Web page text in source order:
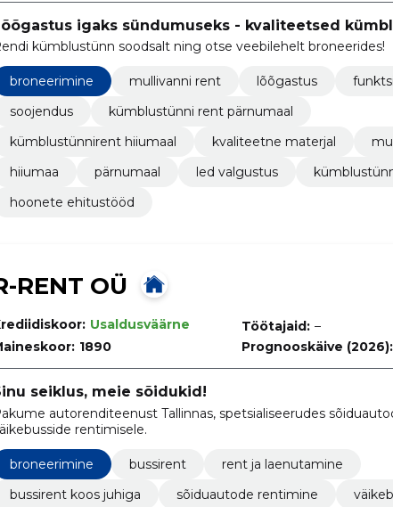
igaks sündumuseks - kvaliteetsed
kümblustünn soodsalt ning otse veebilehelt broneerides!
broneerimine mullivanni rent lõõgastus
soojendus
kümblustünni rent pärnumaal
kümblustünnirent hiiumaal
kvaliteetne materjal
hiiumaa
pärnumaal led valgustus
hoonete ehitustööd
RENT OÜ
Usaldusväärne
1890
Töötajaid: –
Prognooskäive (2026):
seiklus, meie sõidukid!
autorenditeenust Tallinnas, spetsialiseerudes
rentimisele.
broneerimine bussirent
rent ja laenutamine
bussirent koos juhiga
sõiduautode rentimine